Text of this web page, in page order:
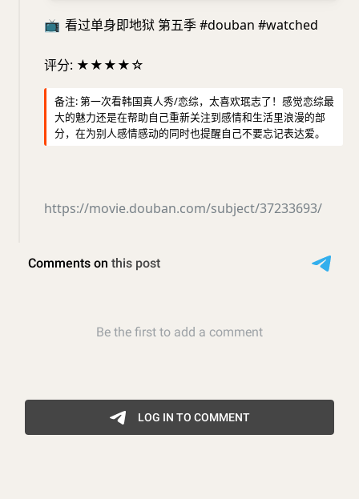
📺 看过单身即地狱 第五季 #douban #watched
评分: ★★★★☆
备注: 第一次看韩国真人秀/恋综，太喜欢珉志了！感觉恋综最
大的魅力还是在帮助自己重新关注到感情和生活里浪漫的部
分，在为别人感情感动的同时也提醒自己不要忘记表达爱。
https://movie.douban.com/subject/37233693/